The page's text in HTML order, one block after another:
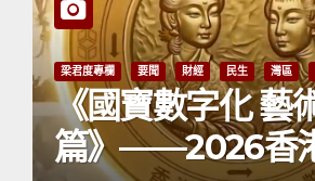
方耀平專欄 觀點
小三通金門行所